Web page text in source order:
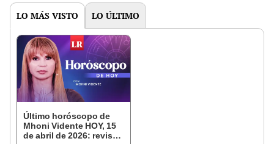
LO MÁS VISTO LO ÚLTIMO
Último horóscopo de
Mhoni Vidente HOY, 15
de abril de 2026: revisa